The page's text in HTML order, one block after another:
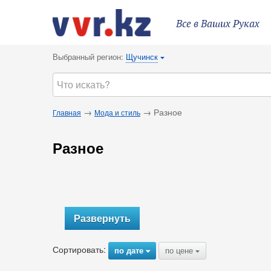
Все в Ваших Руках
Выбранный регион: Щучинск {
Главная → Мода и стиль → Разное
Разное
Развернуть
Сортировать: по дате{ по цене {